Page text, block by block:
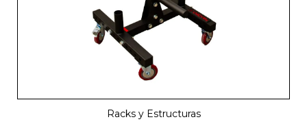
Racks y Estructuras